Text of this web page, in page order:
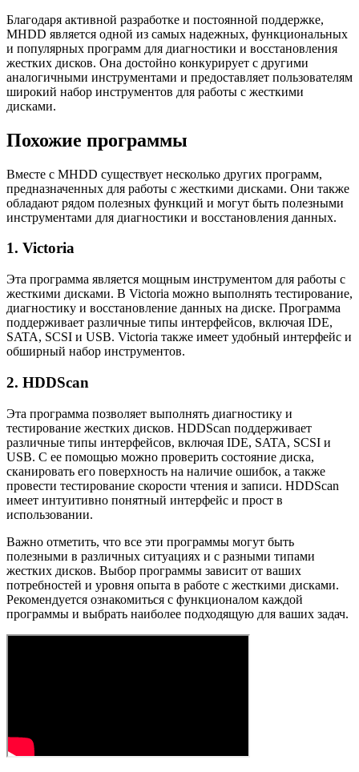
Благодаря активной разработке и постоянной поддержке,
MHDD является одной из самых надежных, функциональных
и популярных программ для диагностики и восстановления
жестких дисков. Она достойно конкурирует с другими
аналогичными инструментами и предоставляет пользователям
широкий набор инструментов для работы с жесткими
дисками.
Похожие программы
Вместе с MHDD существует несколько других программ,
предназначенных для работы с жесткими дисками. Они также
обладают рядом полезных функций и могут быть полезными
инструментами для диагностики и восстановления данных.
1. Victoria
Эта программа является мощным инструментом для работы с
жесткими дисками. В Victoria можно выполнять тестирование,
диагностику и восстановление данных на диске. Программа
поддерживает различные типы интерфейсов, включая IDE,
SATA, SCSI и USB. Victoria также имеет удобный интерфейс и
обширный набор инструментов.
2. HDDScan
Эта программа позволяет выполнять диагностику и
тестирование жестких дисков. HDDScan поддерживает
различные типы интерфейсов, включая IDE, SATA, SCSI и
USB. С ее помощью можно проверить состояние диска,
сканировать его поверхность на наличие ошибок, а также
провести тестирование скорости чтения и записи. HDDScan
имеет интуитивно понятный интерфейс и прост в
использовании.
Важно отметить, что все эти программы могут быть
полезными в различных ситуациях и с разными типами
жестких дисков. Выбор программы зависит от ваших
потребностей и уровня опыта в работе с жесткими дисками.
Рекомендуется ознакомиться с функционалом каждой
программы и выбрать наиболее подходящую для ваших задач.